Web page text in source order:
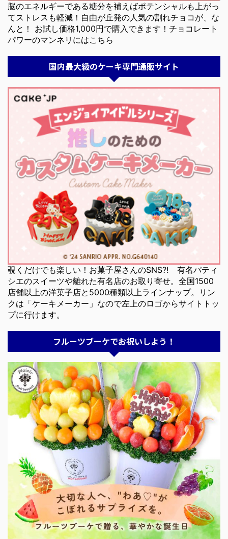
脳のエネルギーである糖分を補えばポテンシャルも上がっ
てストレスも軽減！自由が丘発の人気の割れチョコが、な
んと！ お試し価格1,000円で購入できます！チョコレート
パワーのマンネリにはこちら
国内最大級のケーキ専門通販サイト
覗くだけでも楽しい！お菓子屋さんのSNS⁈ 有名パティ
シエのスイーツや離れた有名店のお取り寄せ。全国1500
店舗以上の洋菓子店と5000種類以上ラインナップ。リン
クは「ケーキメーカー」なので左上のロゴからサイトトッ
プに行けます。
フルーツブーケでお祝いしよう！